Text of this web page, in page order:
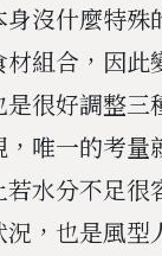
身沒什麼特殊
組合，因此
很好調整三
，唯一的考量
水分不足很
，也是風型